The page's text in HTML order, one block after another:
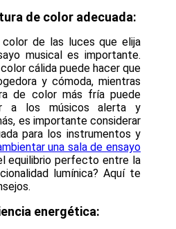
de color adecuada:
de las luces que elija
musical es importante.
cálida puede hacer que
y cómoda, mientras
de color más fría puede
a los músicos alerta y
es importante considerar
para los instrumentos y
una sala de ensayo
equilibrio perfecto entre la
lumínica? Aquí te
energética: